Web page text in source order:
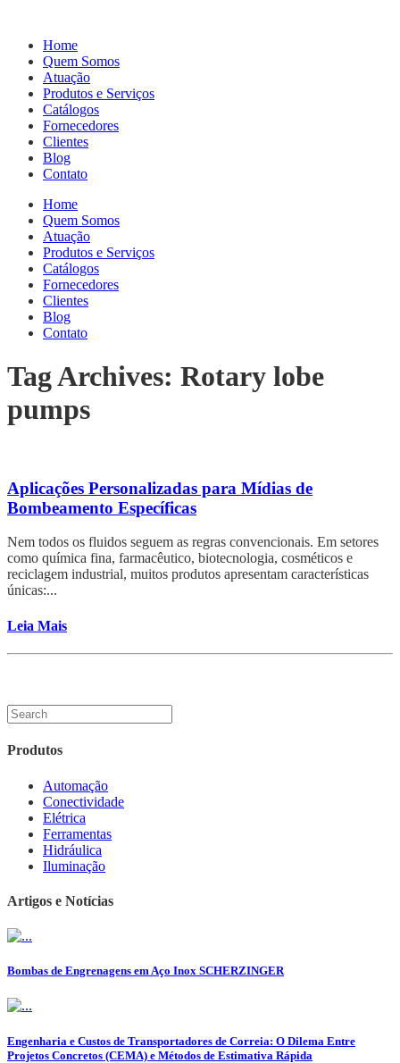
Home
Quem Somos
Atuação
Produtos e Serviços
Catálogos
Fornecedores
Clientes
Blog
Contato
Home
Quem Somos
Atuação
Produtos e Serviços
Catálogos
Fornecedores
Clientes
Blog
Contato
Tag Archives: Rotary lobe
pumps
Aplicações Personalizadas para Mídias de
Bombeamento Específicas
Nem todos os fluidos seguem as regras convencionais. Em setores
como química fina, farmacêutico, biotecnologia, cosméticos e
reciclagem industrial, muitos produtos apresentam características
únicas:...
Leia Mais
Produtos
Automação
Conectividade
Elétrica
Ferramentas
Hidráulica
Iluminação
Artigos e Notícias
Bombas de Engrenagens em Aço Inox SCHERZINGER
Engenharia e Custos de Transportadores de Correia: O Dilema Entre
Projetos Concretos (CEMA) e Métodos de Estimativa Rápida